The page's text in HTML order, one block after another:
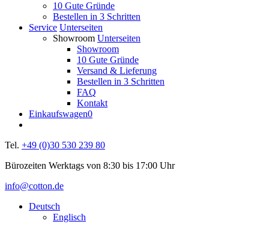
10 Gute Gründe
Bestellen in 3 Schritten
Service Unterseiten
Showroom Unterseiten
Showroom
10 Gute Gründe
Versand & Lieferung
Bestellen in 3 Schritten
FAQ
Kontakt
Einkaufswagen0
Tel. +49 (0)30 530 239 80
Bürozeiten Werktags von 8:30 bis 17:00 Uhr
info@cotton.de
Deutsch
Englisch